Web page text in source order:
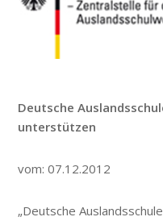
Deutsche
unterstützen
vom: 07.12.2012
„Deutsche